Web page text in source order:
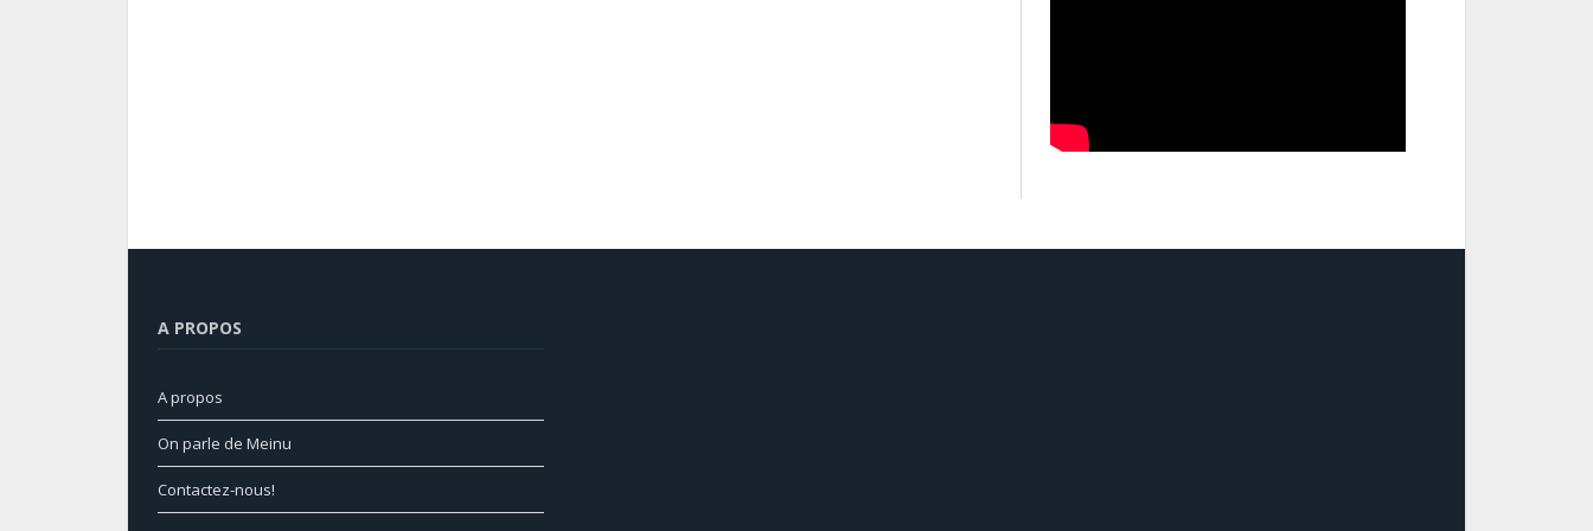
A PROPOS
A propos
On parle de Meinu
Contactez-nous!